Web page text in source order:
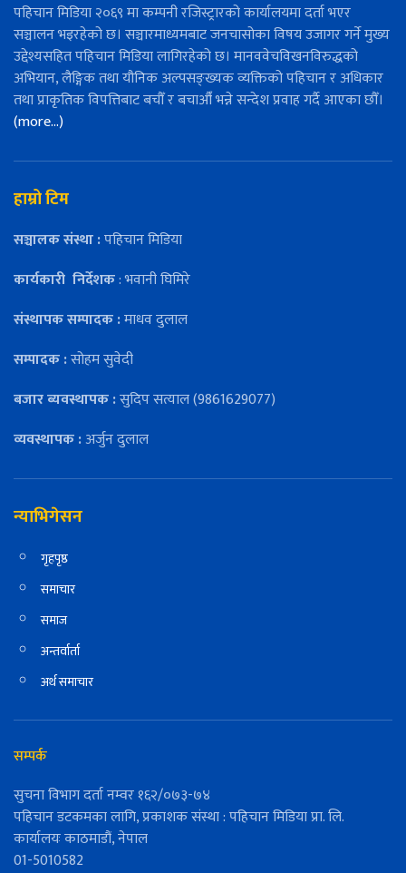
पहिचान मिडिया २०६९ मा कम्पनी रजिस्ट्रारको कार्यालयमा दर्ता भएर
सञ्चालन भइरहेको छ। सञ्चारमाध्यमबाट जनचासोका विषय उजागर गर्ने मुख्य
उद्देश्यसहित पहिचान मिडिया लागिरहेको छ। मानववेचविखनविरुद्धको
अभियान, लैङ्गिक तथा यौनिक अल्पसङ्ख्यक व्यक्तिको पहिचान र अधिकार
तथा प्राकृतिक विपत्तिबाट बचौँ र बचाऔँ भन्ने सन्देश प्रवाह गर्दै आएका छौँ।
(more…)
हाम्रो टिम
सञ्चालक संस्था :पहिचान मिडिया
कार्यकारी निर्देशक: भवानी घिमिरे
संस्थापक सम्पादक :माधव दुलाल
सम्पादक :सोहम सुवेदी
बजार ब्यवस्थापक :सुदिप सत्याल (9861629077)
व्यवस्थापक :अर्जुन दुलाल
न्याभिगेसन
गृहपृष्ठ
समाचार
समाज
अन्तर्वार्ता
अर्थ समाचार
सम्पर्क
सुचना विभाग दर्ता नम्वर १६२/०७३-७४
पहिचान डटकमका लागि, प्रकाशक संस्था : पहिचान मिडिया प्रा. लि.
कार्यालयः काठमाडौं, नेपाल
01-5010582